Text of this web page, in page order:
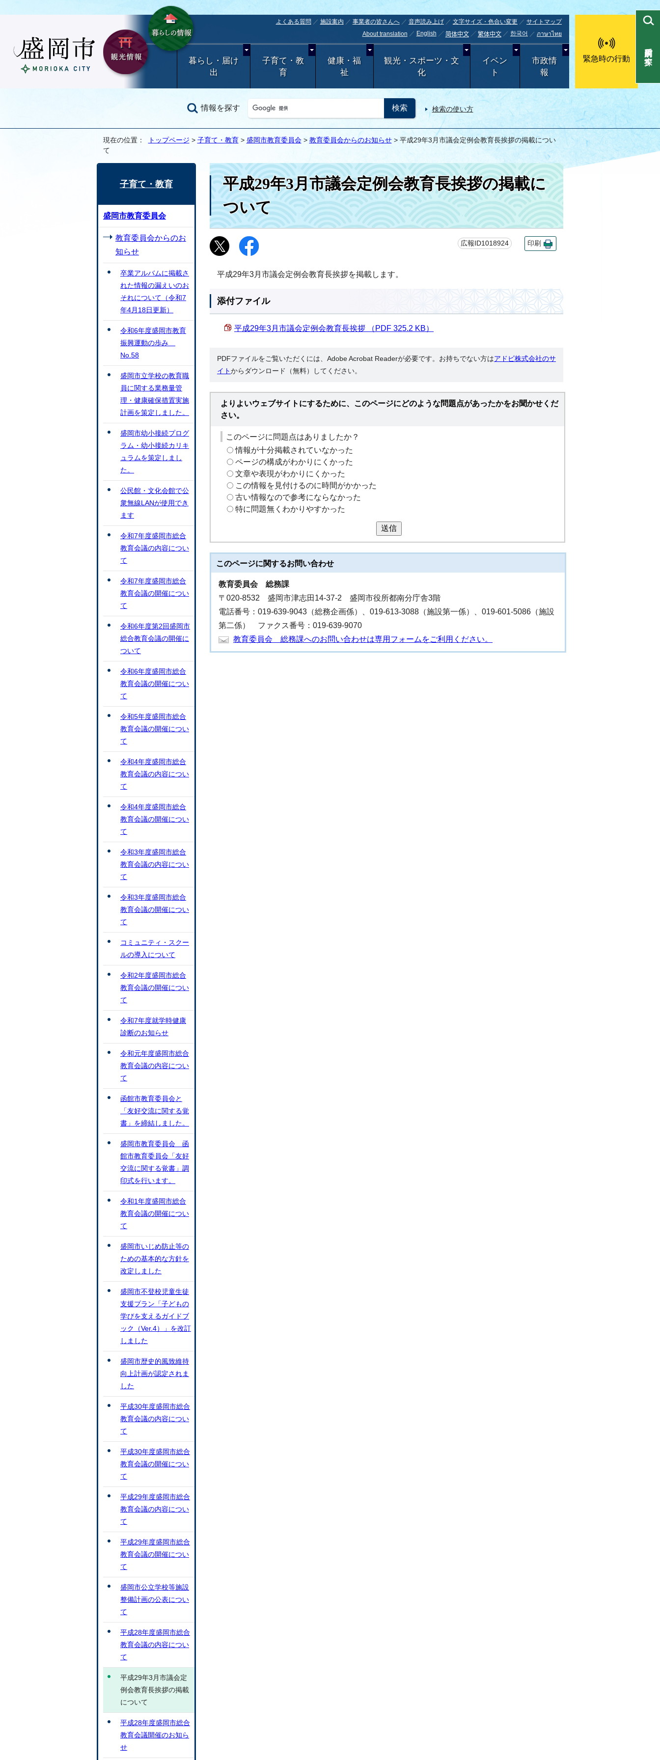
よくある質問 施設案内 事業者の皆さんへ 音声読み上げ 文字サイズ・色合い変更
サイトマップ
About translation
English 简体中文 繁体中文 한국어 ภาษาไทย
暮らし・届け
出
子育て・教
育
健康・福
祉
観光・スポーツ・文
化
イベン
ト
市政情
報
緊急時の行動
情報を探す 検索の使い方
目的別で探す
現在の位置： トップページ > 子育て・教育> 盛岡市教育委員会> 教育委員会からのお知らせ> 平成29年3月市議会定例会教育長挨拶の掲載につい
て
平成29年3月市議会定例会教育長挨拶の掲載に
ついて
広報ID1018924 印刷
平成29年3月市議会定例会教育長挨拶を掲載します。
添付ファイル
平成29年3月市議会定例会教育長挨拶 （PDF 325.2 KB）
PDFファイルをご覧いただくには、Adobe Acrobat Readerが必要です。お持ちでない方はアドビ株式会社のサ
イトからダウンロード（無料）してください。
よりよいウェブサイトにするために、このページにどのような問題点があったかをお聞かせくだ
さい。
このページに問題点はありましたか？
情報が十分掲載されていなかった
ページの構成がわかりにくかった
文章や表現がわかりにくかった
この情報を見付けるのに時間がかかった
古い情報なので参考にならなかった
特に問題無くわかりやすかった
送信
このページに関するお問い合わせ
教育委員会 総務課
〒020-8532 盛岡市津志田14-37-2 盛岡市役所都南分庁舎3階
電話番号：019-639-9043（総務企画係）、019-613-3088（施設第一係）、019-601-5086（施設
第二係） ファクス番号：019-639-9070
教育委員会 総務課へのお問い合わせは専用フォームをご利用ください。
子育て・教育
盛岡市教育委員会
教育委員会からのお
知らせ
卒業アルバムに掲載さ
れた情報の漏えいのお
それについて（令和7
年4月18日更新）
令和6年度盛岡市教育
振興運動の歩み
No.58
盛岡市立学校の教育職
員に関する業務量管
理・健康確保措置実施
計画を策定しました。
盛岡市幼小接続プログ
ラム・幼小接続カリキ
ュラムを策定しまし
た。
公民館・文化会館で公
衆無線LANが使用でき
ます
令和7年度盛岡市総合
教育会議の内容につい
て
令和7年度盛岡市総合
教育会議の開催につい
て
令和6年度第2回盛岡市
総合教育会議の開催に
ついて
令和6年度盛岡市総合
教育会議の開催につい
て
令和5年度盛岡市総合
教育会議の開催につい
て
令和4年度盛岡市総合
教育会議の内容につい
て
令和4年度盛岡市総合
教育会議の開催につい
て
令和3年度盛岡市総合
教育会議の内容につい
て
令和3年度盛岡市総合
教育会議の開催につい
て
コミュニティ・スクー
ルの導入について
令和2年度盛岡市総合
教育会議の開催につい
て
令和7年度就学時健康
診断のお知らせ
令和元年度盛岡市総合
教育会議の内容につい
て
函館市教育委員会と
「友好交流に関する覚
書」を締結しました。
盛岡市教育委員会 函
館市教育委員会「友好
交流に関する覚書」調
印式を行います。
令和1年度盛岡市総合
教育会議の開催につい
て
盛岡市いじめ防止等の
ための基本的な方針を
改定しました
盛岡市不登校児童生徒
支援プラン「子どもの
学びを支えるガイドブ
ック（Ver.4）」を改訂
しました
盛岡市歴史的風致維持
向上計画が認定されま
した
平成30年度盛岡市総合
教育会議の内容につい
て
平成30年度盛岡市総合
教育会議の開催につい
て
平成29年度盛岡市総合
教育会議の内容につい
て
平成29年度盛岡市総合
教育会議の開催につい
て
盛岡市公立学校等施設
整備計画の公表につい
て
平成28年度盛岡市総合
教育会議の内容につい
て
平成29年3月市議会定
例会教育長挨拶の掲載
について
平成28年度盛岡市総合
教育会議開催のお知ら
せ